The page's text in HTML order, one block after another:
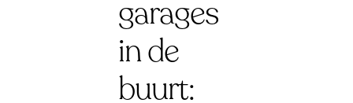
garages
in de
buurt: